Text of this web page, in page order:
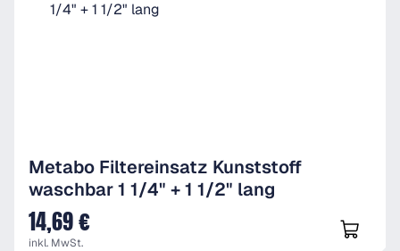
Metabo Filtereinsatz Kunststoff
waschbar 1 1/4" + 1 1/2" lang
UVP
14,69 €
inkl. MwSt.